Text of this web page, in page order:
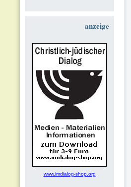
anzeige
www.imdialog-shop.org